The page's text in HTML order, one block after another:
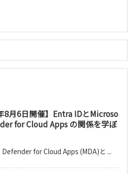
8月6日開催】Entra IDとMicroso
for Cloud Apps の関係を学ぼ
for Cloud Apps (MDA)と ...